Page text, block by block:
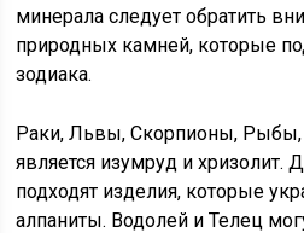
минерала следует обратить
природных камней, которые
зодиака.
Раки, Львы, Скорпионы, Рыбы,
является изумруд и хризолит.
подходят изделия, которые
алпаниты. Водолей и Телец